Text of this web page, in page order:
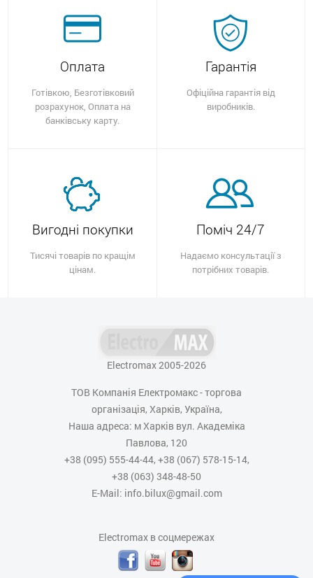
Оплата
Готівкою, Безготівковий
розрахунок, Оплата на
банківську карту.
Гарантія
Офіційна гарантія від
виробників.
Вигодні покупки
Тисячі товарів по кращім
цінам.
Поміч 24/7
Надаємо консультації з
потрібних товарів.
Electromax 2005-2026
ТОВ Компанія Електромакс - торгова
організація, Харків, Україна,
Наша адреса: м Харків вул. Академіка
Павлова, 120
+38 (095) 555-44-44, +38 (067) 578-15-14,
+38 (063) 348-48-50
E-Mail: info.bilux@gmail.com
Electromax в соцмережах